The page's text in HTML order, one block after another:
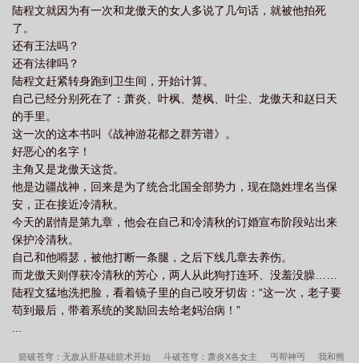
陆程文就因为有一次和龙傲天的女人多说了几句话，就被他拍死
了。
还有王法吗？
还有法律吗？
陆程文赶紧转身跑到卫生间，开始计算。
自己已经分别死在了：萧炎、叶枫、楚枫、叶尘、龙傲天和赵日天
的手里。
这一次的这本书叫《战神游花都之群芳谱》。
好恶心的名字！
主角又是龙傲天这货。
他是边疆战神，回来是为了统合北国全部势力，现在隐姓埋名当保
安，正在接近冷清秋。
今天的剧情是第九章，他会在自己和冷清秋的订婚宣布阶段站出来
保护冷清秋。
自己和他嘚瑟，被他打断一条腿，之后下线几章去养伤。
而龙傲天则俘获冷清秋的芳心，两人从此狗打连环、没羞没臊……
陆程文猛地洗把脸，看着镜子里的自己咬牙切齿：“这一次，老子要
苟到最后，带着系统的奖励回去给老妈治病！”
箭破苍穹：无敌从肝基础箭术开始 斗破苍穹：萧炎X各女主 丐帮神丐 我和熊